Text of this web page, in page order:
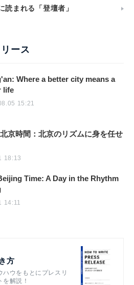
読まれる「登壇者」
ース
Where a better city means a
life
15:21
京時間：北京のリズムに身を任せ
18:13
Time: A Day in the Rhythm
14:11
方
ウをもとにプレスリ
解説！